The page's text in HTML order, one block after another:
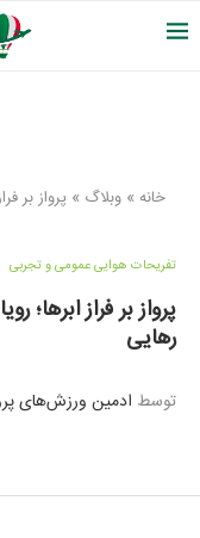
خانه » وبلاگ » پرواز بر
تفریحات هوایی عمومی و تجربی
پرواز بر فراز
رهایی
توسط ادمین ورزش‌های